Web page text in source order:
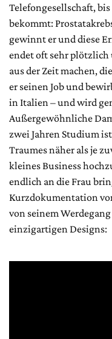
Telefongesellschaft,
bekommt:
gewinnt er und diese
endet oft sehr plötzlich
aus der Zeit machen,
er seinen Job und
in Italien – und wird
Außergewöhnliche
zwei Jahren Studium
Traumes näher als je
kleines Business
endlich an die Frau
Kurzdokumentation
von seinem
einzigartigen Designs: